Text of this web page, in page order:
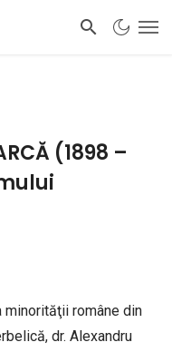
(1898 –
române din
dr. Alexandru